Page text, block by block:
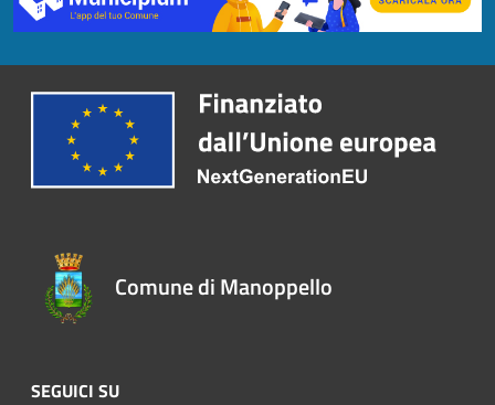
Comune di Manoppello
SEGUICI SU